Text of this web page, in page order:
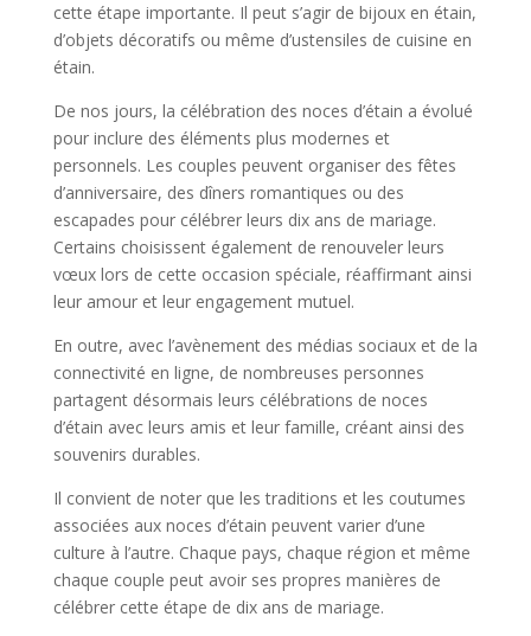
cette étape importante. Il peut s’agir de bijoux en étain,
d’objets décoratifs ou même d’ustensiles de cuisine en
étain.
De nos jours, la célébration des noces d’étain a évolué
pour inclure des éléments plus modernes et
personnels. Les couples peuvent organiser des fêtes
d’anniversaire, des dîners romantiques ou des
escapades pour célébrer leurs dix ans de mariage.
Certains choisissent également de renouveler leurs
vœux lors de cette occasion spéciale, réaffirmant ainsi
leur amour et leur engagement mutuel.
En outre, avec l’avènement des médias sociaux et de la
connectivité en ligne, de nombreuses personnes
partagent désormais leurs célébrations de noces
d’étain avec leurs amis et leur famille, créant ainsi des
souvenirs durables.
Il convient de noter que les traditions et les coutumes
associées aux noces d’étain peuvent varier d’une
culture à l’autre. Chaque pays, chaque région et même
chaque couple peut avoir ses propres manières de
célébrer cette étape de dix ans de mariage.